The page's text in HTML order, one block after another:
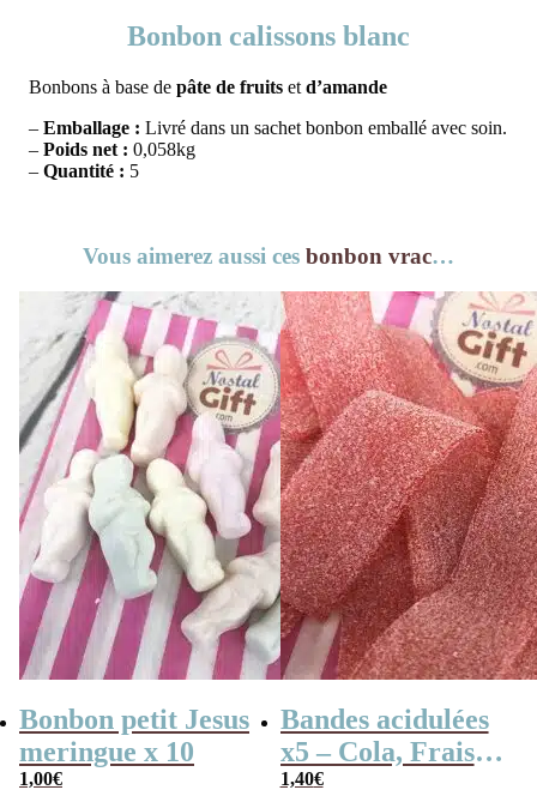
Bonbon calissons blanc
Bonbons à base de pâte de fruits et d’amande
– Emballage : Livré dans un sachet bonbon emballé avec soin.
– Poids net : 0,058kg
– Quantité : 5
Vous aimerez aussi ces bonbon vrac…
Bonbon petit Jesus
meringue x 10
1,00€
Bandes acidulées
x5 – Cola, Fraise,
Framboise,
1,40€